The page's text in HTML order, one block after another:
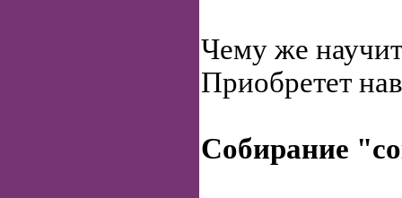
Чему же
Приобретет
Собирание